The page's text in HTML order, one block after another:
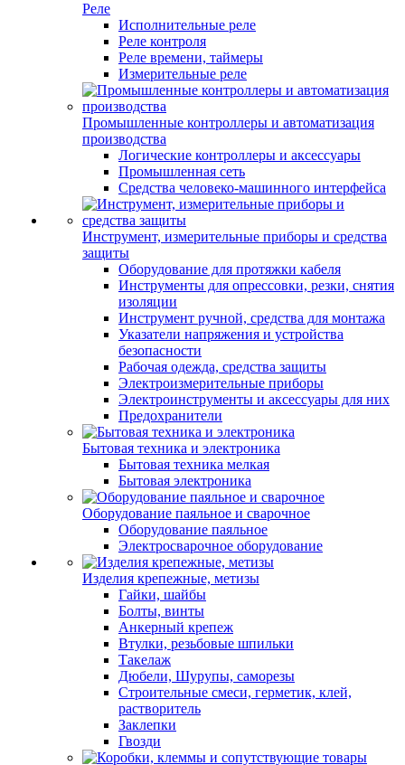
Реле
Исполнительные реле
Реле контроля
Реле времени, таймеры
Измерительные реле
Промышленные контроллеры и автоматизация
производства
Логические контроллеры и аксессуары
Промышленная сеть
Средства человеко-машинного интерфейса
Инструмент, измерительные приборы и средства
защиты
Оборудование для протяжки кабеля
Инструменты для опрессовки, резки, снятия
изоляции
Инструмент ручной, средства для монтажа
Указатели напряжения и устройства
безопасности
Рабочая одежда, средства защиты
Электроизмерительные приборы
Электроинструменты и аксессуары для них
Предохранители
Бытовая техника и электроника
Бытовая техника мелкая
Бытовая электроника
Оборудование паяльное и сварочное
Оборудование паяльное
Электросварочное оборудование
Изделия крепежные, метизы
Гайки, шайбы
Болты, винты
Анкерный крепеж
Втулки, резьбовые шпильки
Такелаж
Дюбели, Шурупы, саморезы
Строительные смеси, герметик, клей,
растворитель
Заклепки
Гвозди